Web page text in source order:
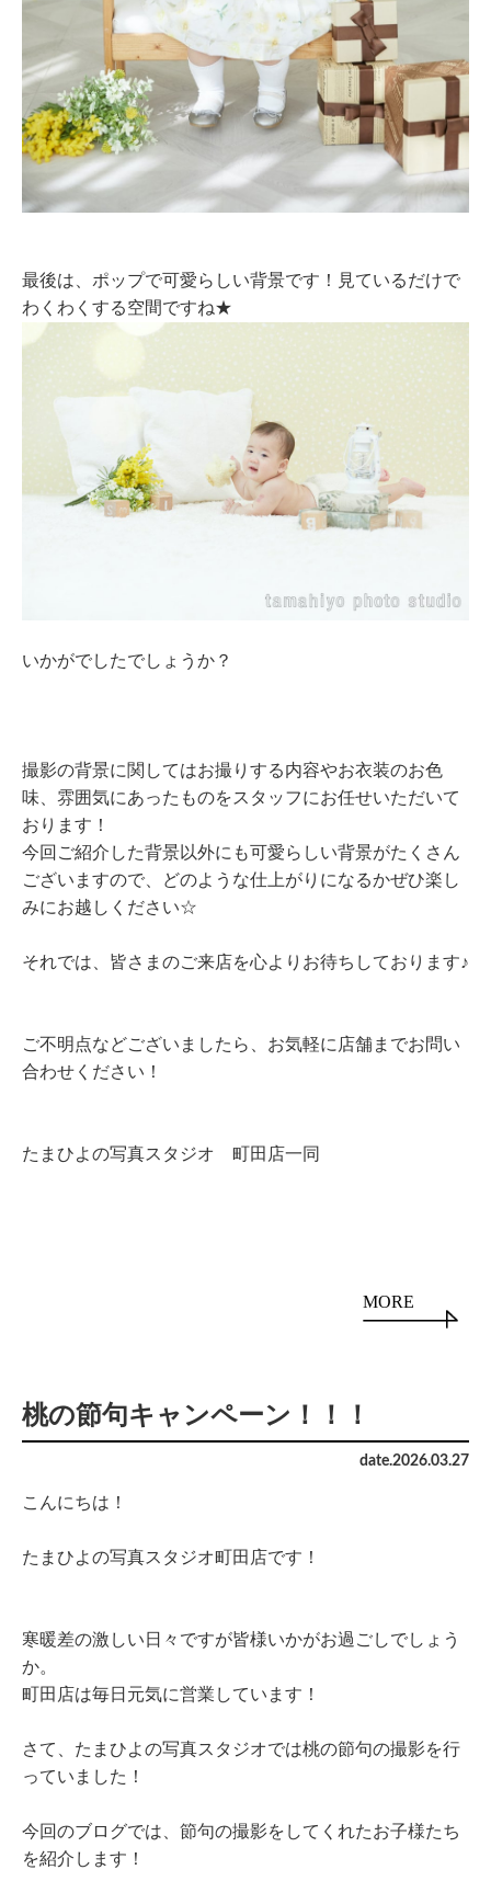
最後は、ポップで可愛らしい背景です！見ているだけで
わくわくする空間ですね★
いかがでしたでしょうか？
撮影の背景に関してはお撮りする内容やお衣装のお色
味、雰囲気にあったものをスタッフにお任せいただいて
おります！
今回ご紹介した背景以外にも可愛らしい背景がたくさん
ございますので、どのような仕上がりになるかぜひ楽し
みにお越しください☆
それでは、皆さまのご来店を心よりお待ちしております♪
ご不明点などございましたら、お気軽に店舗までお問い
合わせください！
たまひよの写真スタジオ 町田店一同
MORE
桃の節句キャンペーン！！！
date.2026.03.27
こんにちは！
たまひよの写真スタジオ町田店です！
寒暖差の激しい日々ですが皆様いかがお過ごしでしょう
か。
町田店は毎日元気に営業しています！
さて、たまひよの写真スタジオでは桃の節句の撮影を行
っていました！
今回のブログでは、節句の撮影をしてくれたお子様たち
を紹介します！